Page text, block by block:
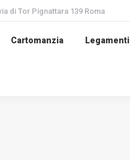
di Tor Pignattara 139 Roma
Cartomanzia Legamenti